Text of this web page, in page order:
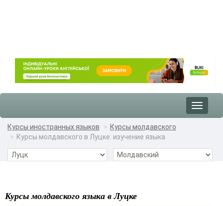
Toggle
Курсы иностранных языков
Курсы молдавского
Курсы молдавского в Луцке: изучение языка
Курсы молдавского языка в Луцке